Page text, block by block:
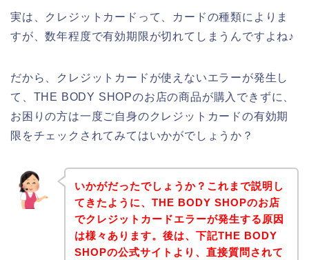
実は、クレジットカードって、カードの種類によりま
すが、数年程度で有効期限が切れてしまうんですよね♪
だから、クレジットカードが使えないエラーが発生し
て、THE BODY SHOPのお店の商品が購入できずに、
お困りの方は一度ご自身のクレジットカードの有効期
限をチェックされてみてはいかがでしょうか？
いかがだったでしょうか？これまで説明し
てきたように、THE BODY SHOPのお店
でクレジットカードエラーが発生する原因
は様々あります。後は、下記THE BODY
SHOPの公式サイトより、直接質問されて